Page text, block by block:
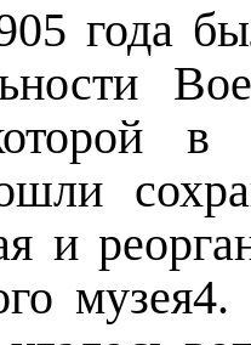
года
и